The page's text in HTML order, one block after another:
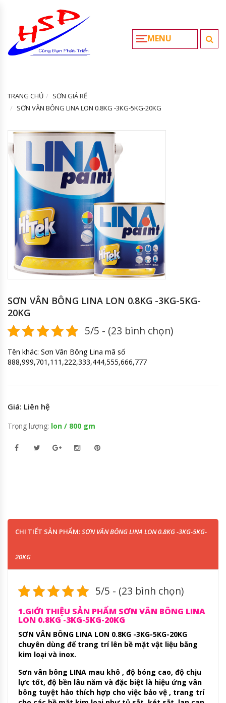
MENU
TRANG CHỦ
SƠN GIÁ RẺ
SƠN VÂN BÔNG LINA LON 0.8KG -3KG-5KG-20KG
SƠN VÂN BÔNG LINA LON 0.8KG -3KG-5KG-
20KG
5/5 - (23 bình chọn)
Tên khác: Sơn Vân Bông Lina mã số
888,999,701,111,222,333,444,555,666,777
Giá: Liên hệ
Trọng lượng: lon / 800 gm
CHI TIẾT SẢN PHẨM:SƠN VÂN BÔNG LINA LON 0.8KG -3KG-5KG-
20KG
5/5 - (23 bình chọn)
1.GIỚI THIỆU SẢN PHẨM SƠN VÂN BÔNG LINA
LON 0.8KG -3KG-5KG-20KG
SƠN VÂN BÔNG LINA LON 0.8KG -3KG-5KG-20KG
chuyên dùng để trang trí lên bề mặt vật liệu bằng
kim loại và inox.
Sơn vân bông LINA mau khô , độ bóng cao, độ chịu
lực tốt, độ bền lâu năm và đặc biệt là hiệu ứng vân
bông tuyệt hảo thích hợp cho việc bảo vệ , trang trí